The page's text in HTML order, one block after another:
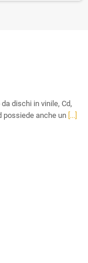
dischi in vinile, Cd,
possiede anche un [...]